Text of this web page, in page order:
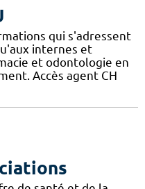
qui s'adressent
internes et
et odontologie en
Accès agent CH